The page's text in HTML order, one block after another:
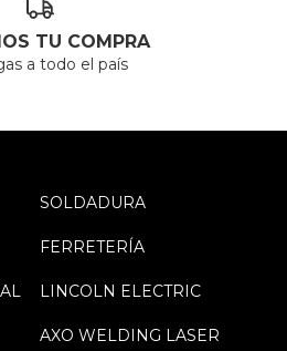
TU COMPRA
a todo el país
SOLDADURA
FERRETERÍA
LINCOLN ELECTRIC
AXO WELDING LASER